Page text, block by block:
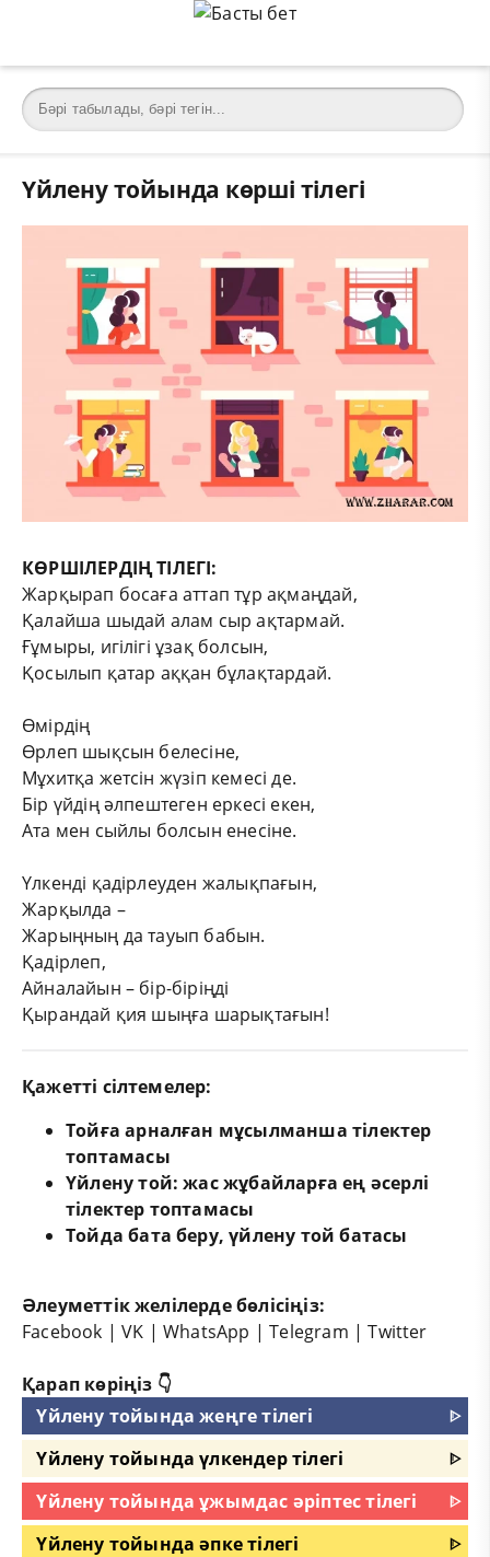
Үйлену тойында көрші тілегі
КӨРШІЛЕРДІҢ ТІЛЕГІ:
Жарқырап босаға аттап тұр ақмаңдай,
Қалайша шыдай алам сыр ақтармай.
Ғұмыры, игілігі ұзақ болсын,
Қосылып қатар аққан бұлақтардай.
Өмірдің
Өрлеп шықсын белесіне,
Мұхитқа жетсін жүзіп кемесі де.
Бір үйдің әлпештеген еркесі екен,
Ата мен сыйлы болсын енесіне.
Үлкенді қадірлеуден жалықпағын,
Жарқылда –
Жарыңның да тауып бабын.
Қадірлеп,
Айналайын – бір-біріңді
Қырандай қия шыңға шарықтағын!
Қажетті сілтемелер:
Тойға арналған мұсылманша тілектер
топтамасы
Үйлену той: жас жұбайларға ең әсерлі
тілектер топтамасы
Тойда бата беру, үйлену той батасы
Әлеуметтік желілерде бөлісіңіз:
Facebook |VK |WhatsApp |Telegram |Twitter
Қарап көріңіз 👇
Үйлену тойында жеңге тілегі
ᐈ
Үйлену тойында үлкендер тілегі
ᐈ
Үйлену тойында ұжымдас әріптес тілегі
ᐈ
Үйлену тойында әпке тілегі
ᐈ